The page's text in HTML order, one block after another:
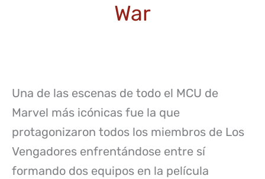
War
Una de las escenas de todo el MCU de
Marvel más icónicas fue la que
protagonizaron todos los miembros de Los
Vengadores enfrentándose entre sí
formando dos equipos en la película